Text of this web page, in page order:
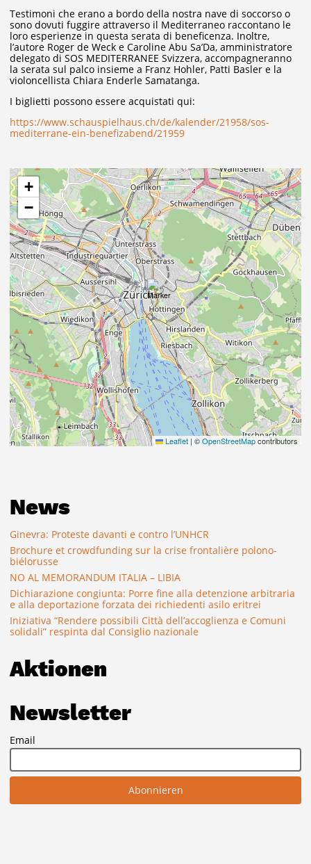
Testimoni che erano a bordo della nostra nave di soccorso o
sono dovuti fuggire attraverso il Mediterraneo raccontano le
loro esperienze in questa serata di beneficenza. Inoltre,
l’autore Roger de Weck e Caroline Abu Sa’Da, amministratore
delegato di SOS MEDITERRANEE Svizzera, accompagneranno
la serata sul palco insieme a Franz Hohler, Patti Basler e la
violoncellista Chiara Enderle Samatanga.
I biglietti possono essere acquistati qui:
https://www.schauspielhaus.ch/de/kalender/21958/sos-
mediterrane-ein-benefizabend/21959
+
−
Leaflet | ©OpenStreetMapcontributors
News
Ginevra: Proteste davanti e contro l’UNHCR
Brochure et crowdfunding sur la crise frontalière polono-
biélorusse
NO AL MEMORANDUM ITALIA – LIBIA
Dichiarazione congiunta: Porre fine alla detenzione arbitraria
e alla deportazione forzata dei richiedenti asilo eritrei
Iniziativa “Rendere possibili Città dell’accoglienza e Comuni
solidali” respinta dal Consiglio nazionale
Aktionen
Newsletter
Email